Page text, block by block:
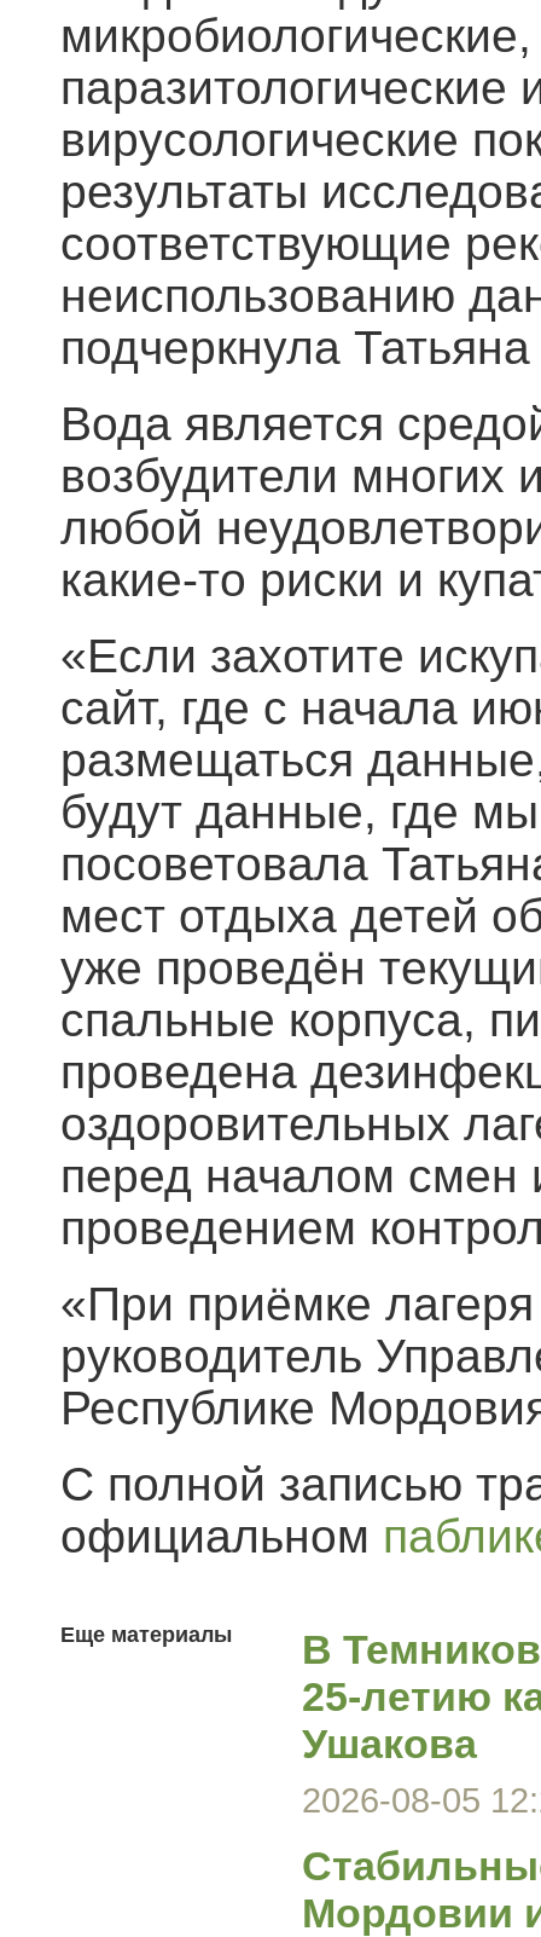
вирусологические
результаты
соответствующие
неиспользованию
подчеркнула
Вода является
возбудители многих
любой
какие-то риски и
«Если захотите
сайт, где с начала
размещаться
будут данные, где
посоветовала
мест отдыха детей
уже проведён
спальные корпуса,
проведена
оздоровительных
перед началом смен
проведением
«При приёмке
руководитель
Республике
С полной записью
официальном
Еще материалы
В
25-летию
Ушакова
2026-08-05
Мордовии